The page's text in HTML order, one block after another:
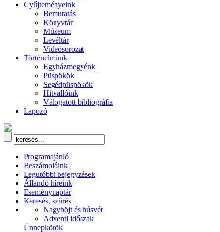
Gyűjteményeink
Bemutatás
Könyvtár
Múzeum
Levéltár
Videósorozat
Történelmünk
Egyházmegyénk
Püspökök
Segédpüspökök
Hitvallóink
Válogatott bibliográfia
Lapozó
Programajánló
Beszámolóink
Legutóbbi bejegyzések
Állandó híreink
Eseménynaptár
Keresés, szűrés
Nagyböjt és húsvét
Adventi időszak
Ünnepkörök